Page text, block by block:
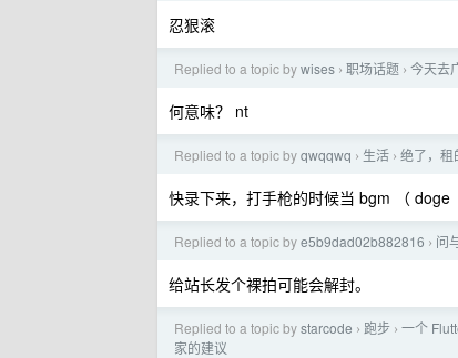
忍狠滚
Replied to a topic bywises › 职场话题 › 今天去
何意味？ nt
Replied to a topic byqwqqwq › 生活 › 绝了，租
快录下来，打手枪的时候当 bgm （ doge
Replied to a topic bye5b9dad02b882816 › 问
给站长发个裸拍可能会解封。
Replied to a topic bystarcode › 跑步 › 一个
家的建议